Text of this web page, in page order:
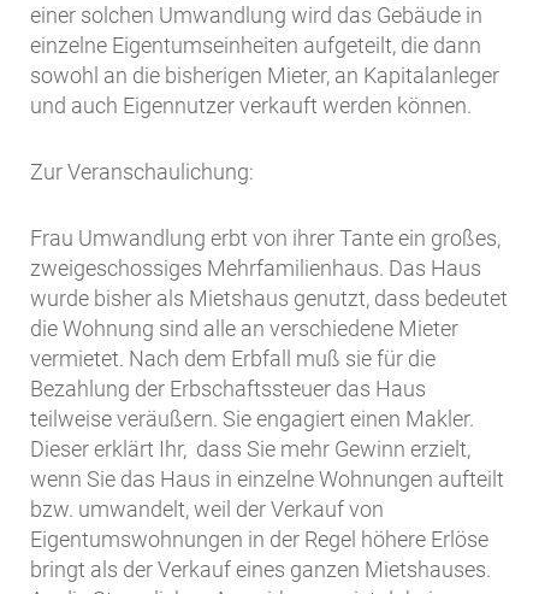
einer solchen Umwandlung wird das Gebäude in
einzelne Eigentumseinheiten aufgeteilt, die dann
sowohl an die bisherigen Mieter, an Kapitalanleger
und auch Eigennutzer verkauft werden können.
Zur Veranschaulichung:
Frau Umwandlung erbt von ihrer Tante ein großes,
zweigeschossiges Mehrfamilienhaus. Das Haus
wurde bisher als Mietshaus genutzt, dass bedeutet
die Wohnung sind alle an verschiedene Mieter
vermietet. Nach dem Erbfall muß sie für die
Bezahlung der Erbschaftssteuer das Haus
teilweise veräußern. Sie engagiert einen Makler.
Dieser erklärt Ihr, dass Sie mehr Gewinn erzielt,
wenn Sie das Haus in einzelne Wohnungen aufteilt
bzw. umwandelt, weil der Verkauf von
Eigentumswohnungen in der Regel höhere Erlöse
bringt als der Verkauf eines ganzen Mietshauses.